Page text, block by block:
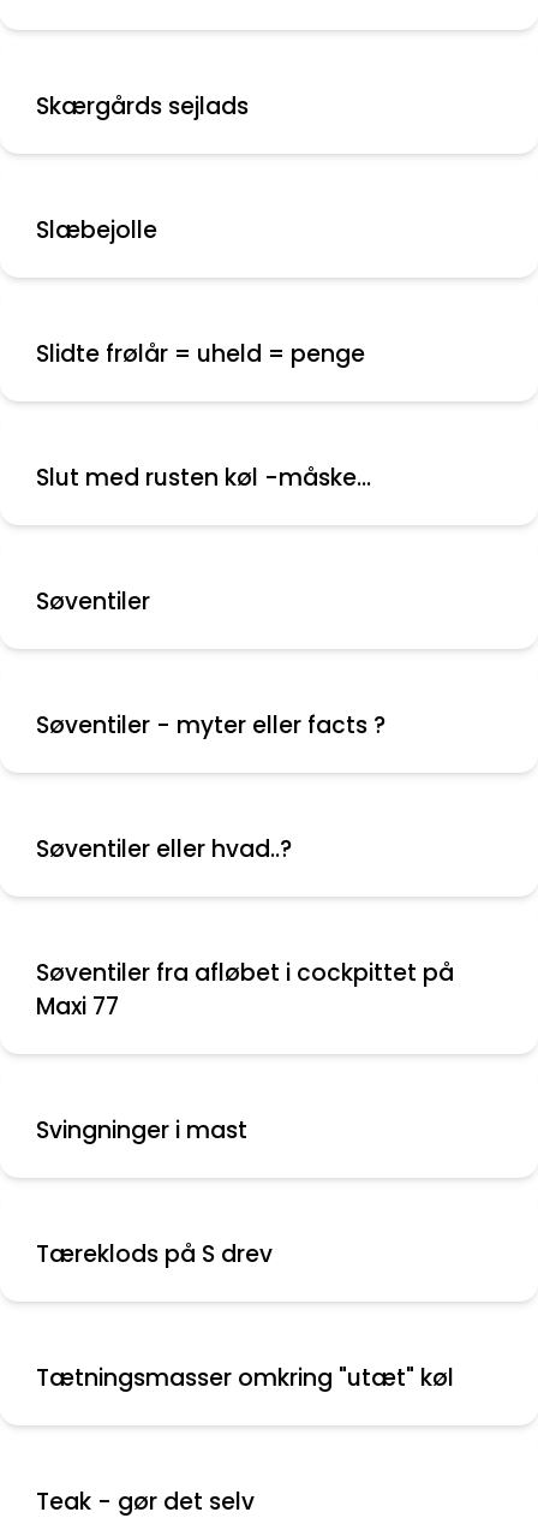
Skærgårds sejlads
Slæbejolle
Slidte frølår = uheld = penge
Slut med rusten køl -måske...
Søventiler
Søventiler - myter eller facts ?
Søventiler eller hvad..?
Søventiler fra afløbet i cockpittet på
Maxi 77
Svingninger i mast
Tæreklods på S drev
Tætningsmasser omkring "utæt" køl
Teak - gør det selv